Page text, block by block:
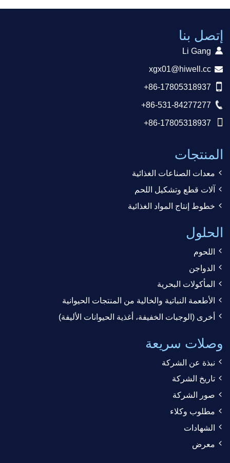
إتصل بنا
Li Gang
xgx01@hiwell.cc
+86-17805318937
+86-531-84277277
+86-17805318937
المنتجات
معدات الصناعات الغذائية
آلات قطع وتشكيل اللحم
خطوط إنتاج المواد الغذائية
الحلول
اللحوم
الدواجن
المأكولات البحرية
الأطعمة النباتية والخالية من المنتجات الحيوانية
أخرى (الوجبات الخفيفة، أغذية الحيوانات الأليفة)
وصلات سريعة
نبذة عن الشركة
تاريخ الشركة
صور الشركة
مطلوب وكلاء
الشهادات
معرض